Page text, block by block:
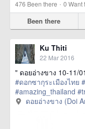
476 Been there · 0 Want
Been there
Ku Thiti
22 Mar 2016
" ดอยอ่างขาง 10-11/
#ดอกซากุระเมืองไทย
#amazing_thailand
href=https://
ดอยอ่างขาง (Doi